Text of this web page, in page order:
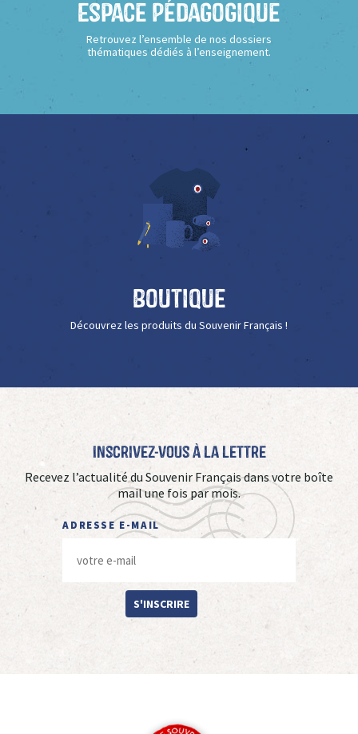
Espace Pédagogique
Retrouvez l’ensemble de nos dossiers
thématiques dédiés à l’enseignement.
Boutique
Découvrez les produits du Souvenir Français !
Inscrivez-vous à La Lettre
Recevez l’actualité du Souvenir Français dans votre boîte
mail une fois par mois.
ADRESSE E-MAIL
S'INSCRIRE